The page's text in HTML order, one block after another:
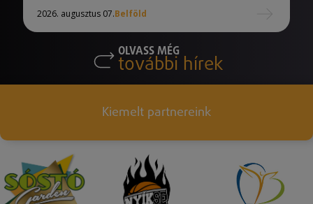
2026. augusztus 07.Belföld
OLVASS MÉG
további hírek
Kiemelt partnereink